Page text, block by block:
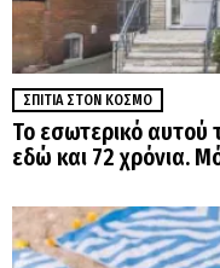
ΣΠΊΤΙΑ ΣΤΟΝ ΚΌΣΜΟ
Το εσωτερικό αυτού
εδώ και 72 χρόνια.